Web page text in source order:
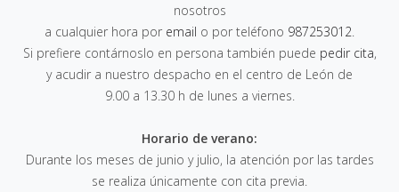
nosotros
a cualquier hora por email o por teléfono 987253012
Si prefiere contárnoslo en persona también puede pedir cita,
y acudir a nuestro despacho en el centro de León de
9.00 a 13.30 h de lunes a viernes
Horario de verano:
Durante los meses de junio y julio, la atención por las tardes
se realiza únicamente con cita previa.